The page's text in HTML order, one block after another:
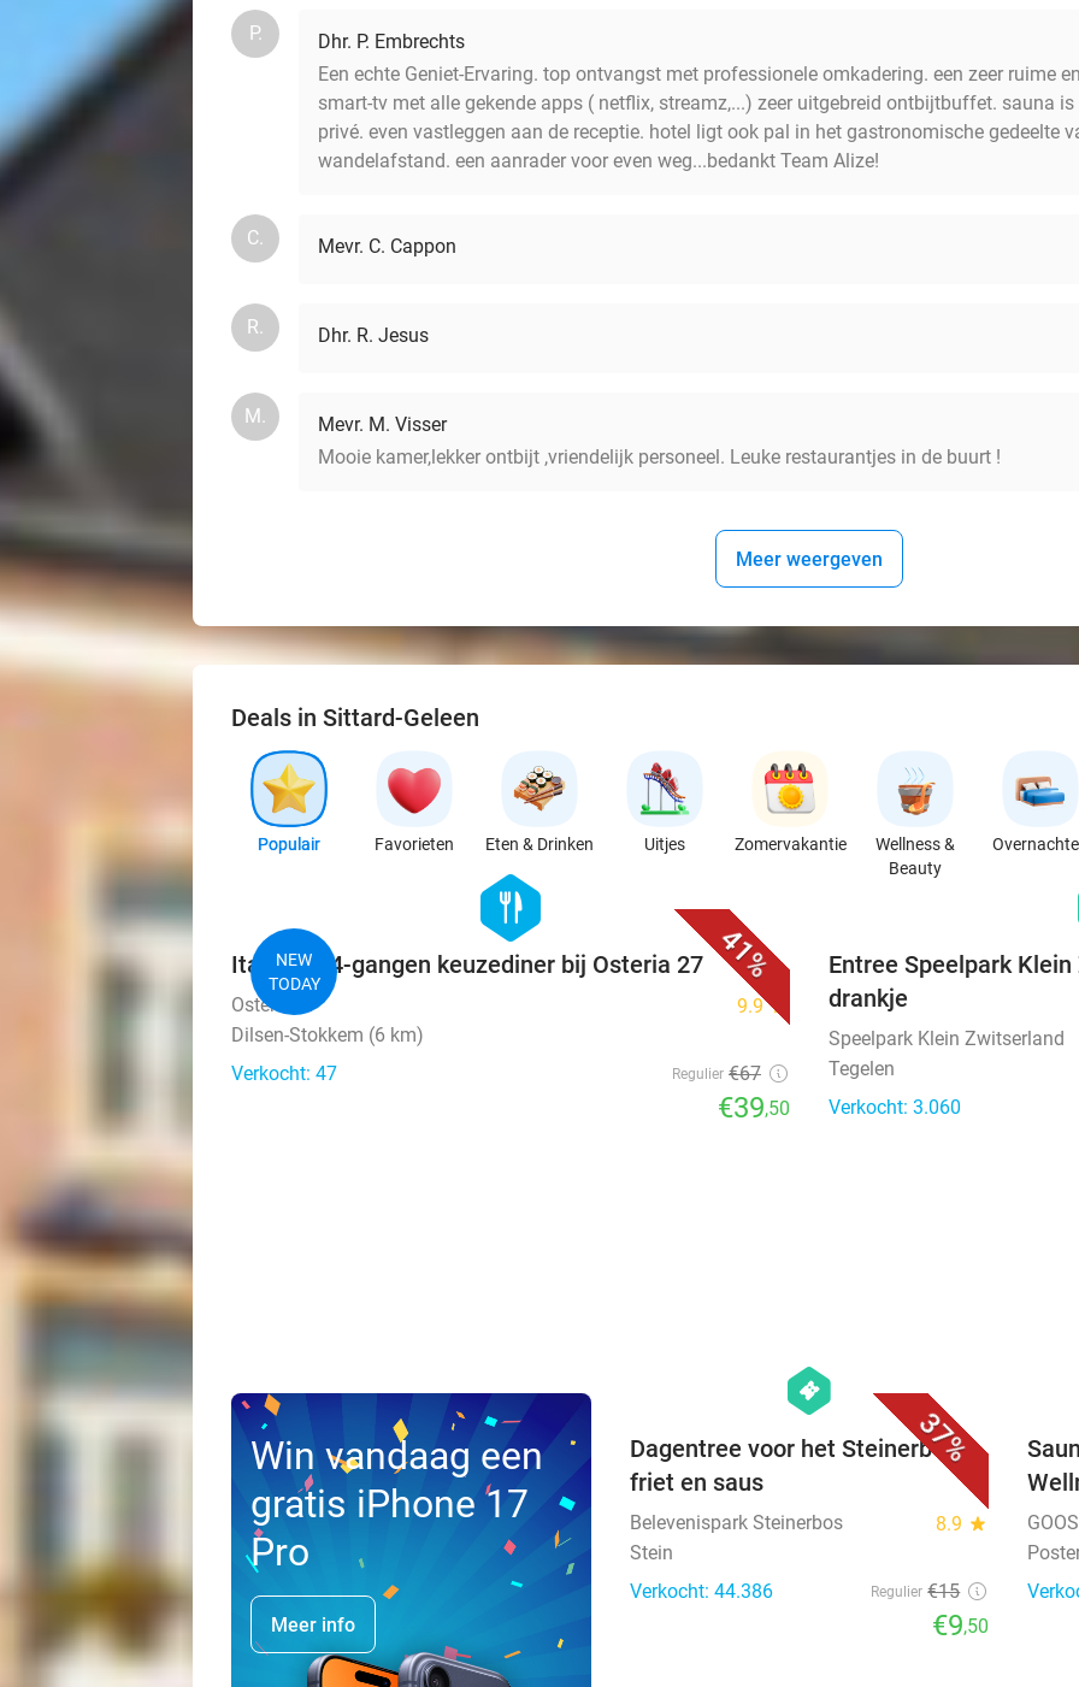
P.
Dhr. P. Embrechts
Een echte Geniet-Ervaring. top ontvangst met professionele omkadering. een zeer ruime
smart-tv met alle gekende apps ( netflix, streamz,...) zeer uitgebreid ontbijtbuffet. sauna
privé. even vastleggen aan de receptie. hotel ligt ook pal in het gastronomische gedeelte
wandelafstand. een aanrader voor even weg...bedankt Team Alize!
C. Mevr. C. Cappon
R. Dhr. R. Jesus
M.
Mevr. M. Visser
Mooie kamer,lekker ontbijt ,vriendelijk personeel. Leuke restaurantjes in de buurt !
Meer weergeven
Deals in Sittard-Geleen
Populair Favorieten Eten & Drinken Uitjes Zomervakantie
Wellness &
Beauty
41%
NEW
TODAY
hexagon
food
Italiaans 4-gangen keuzediner bij Osteria 27
Osteria 27 9.9star
Dilsen-Stokkem (6 km)
Verkocht: 47
Regulier €67
€39,50
Entree Speelpark
drankje
Speelpark Klein Zwitserland
Tegelen
Verkocht: 3.060
Win vandaag een
gratis iPhone 17
Pro
Meer info
37%
hexagon
events
Dagentree voor het Steinerbos +
friet en saus
Belevenispark Steinerbos 8.9 star
Stein
Verkocht: 44.386
Regulier €15
€9,50